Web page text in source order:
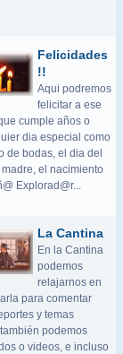
Felicidades
!!
Aqui podremos
felicitar a ese
cumple años o
dia especial como
de bodas, el dia del
el nacimiento
Explorad@r...
La Cantina
En la Cantina
podemos
relajarnos en
para comentar
y temas
podemos
o videos, e incluso